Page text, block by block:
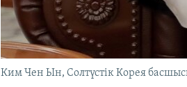
Ким Чен Ын, Солтүстік Корея